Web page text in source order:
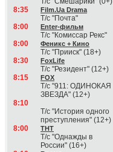
8:35
Film.Ua Drama
Т/с "Почта"
8:00
Enter-фильм
Т/с "Комиссар Рекс"
8:00
Феникс + Кино
Т/с "Прииск" (18+)
8:30
FoxLife
Т/с "Резидент" (12+)
8:15
FOX
Т/с "911: ОДИНОКАЯ
ЗВЕЗДА" (12+)
8:10
Т/с "История одного
преступления" (12+)
8:00
ТНТ
Т/с "Однажды в
России" (16+)